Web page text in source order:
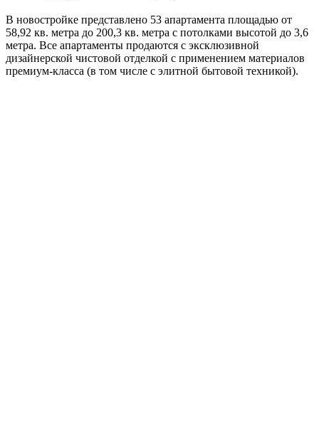
В новостройке представлено 53 апартамента площадью от
58,92 кв. метра до 200,3 кв. метра с потолками высотой до 3,6
метра. Все апартаменты продаются с эксклюзивной
дизайнерской чистовой отделкой с применением материалов
премиум-класса (в том числе с элитной бытовой техникой).